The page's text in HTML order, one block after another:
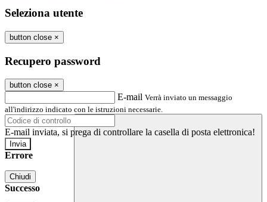
Seleziona utente
button close ×
Recupero password
button close ×
E-mail Verrà inviato un messaggio
all'indirizzo indicato con le istruzioni necessarie.
E-mail inviata, si prega di controllare la casella di posta elettronica!
Errore
Chiudi
Successo